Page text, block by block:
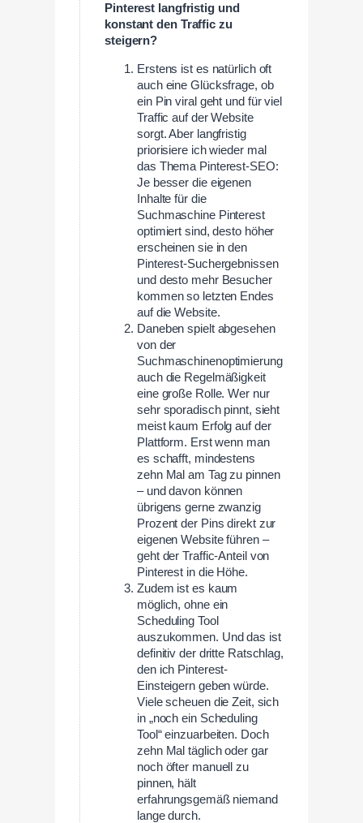
Pinterest langfristig und
konstant den Traffic zu
steigern?
Erstens ist es natürlich oft
auch eine Glücksfrage, ob
ein Pin viral geht und für viel
Traffic auf der Website
sorgt. Aber langfristig
priorisiere ich wieder mal
das Thema Pinterest-SEO:
Je besser die eigenen
Inhalte für die
Suchmaschine Pinterest
optimiert sind, desto höher
erscheinen sie in den
Pinterest-Suchergebnissen
und desto mehr Besucher
kommen so letzten Endes
auf die Website.
Daneben spielt abgesehen
von der
Suchmaschinenoptimierung
auch die Regelmäßigkeit
eine große Rolle. Wer nur
sehr sporadisch pinnt, sieht
meist kaum Erfolg auf der
Plattform. Erst wenn man
es schafft, mindestens
zehn Mal am Tag zu pinnen
– und davon können
übrigens gerne zwanzig
Prozent der Pins direkt zur
eigenen Website führen –
geht der Traffic-Anteil von
Pinterest in die Höhe.
Zudem ist es kaum
möglich, ohne ein
Scheduling Tool
auszukommen. Und das ist
definitiv der dritte Ratschlag,
den ich Pinterest-
Einsteigern geben würde.
Viele scheuen die Zeit, sich
in „noch ein Scheduling
Tool“ einzuarbeiten. Doch
zehn Mal täglich oder gar
noch öfter manuell zu
pinnen, hält
erfahrungsgemäß niemand
lange durch.